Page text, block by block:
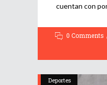
cuentan con
0 Comments
Deportes